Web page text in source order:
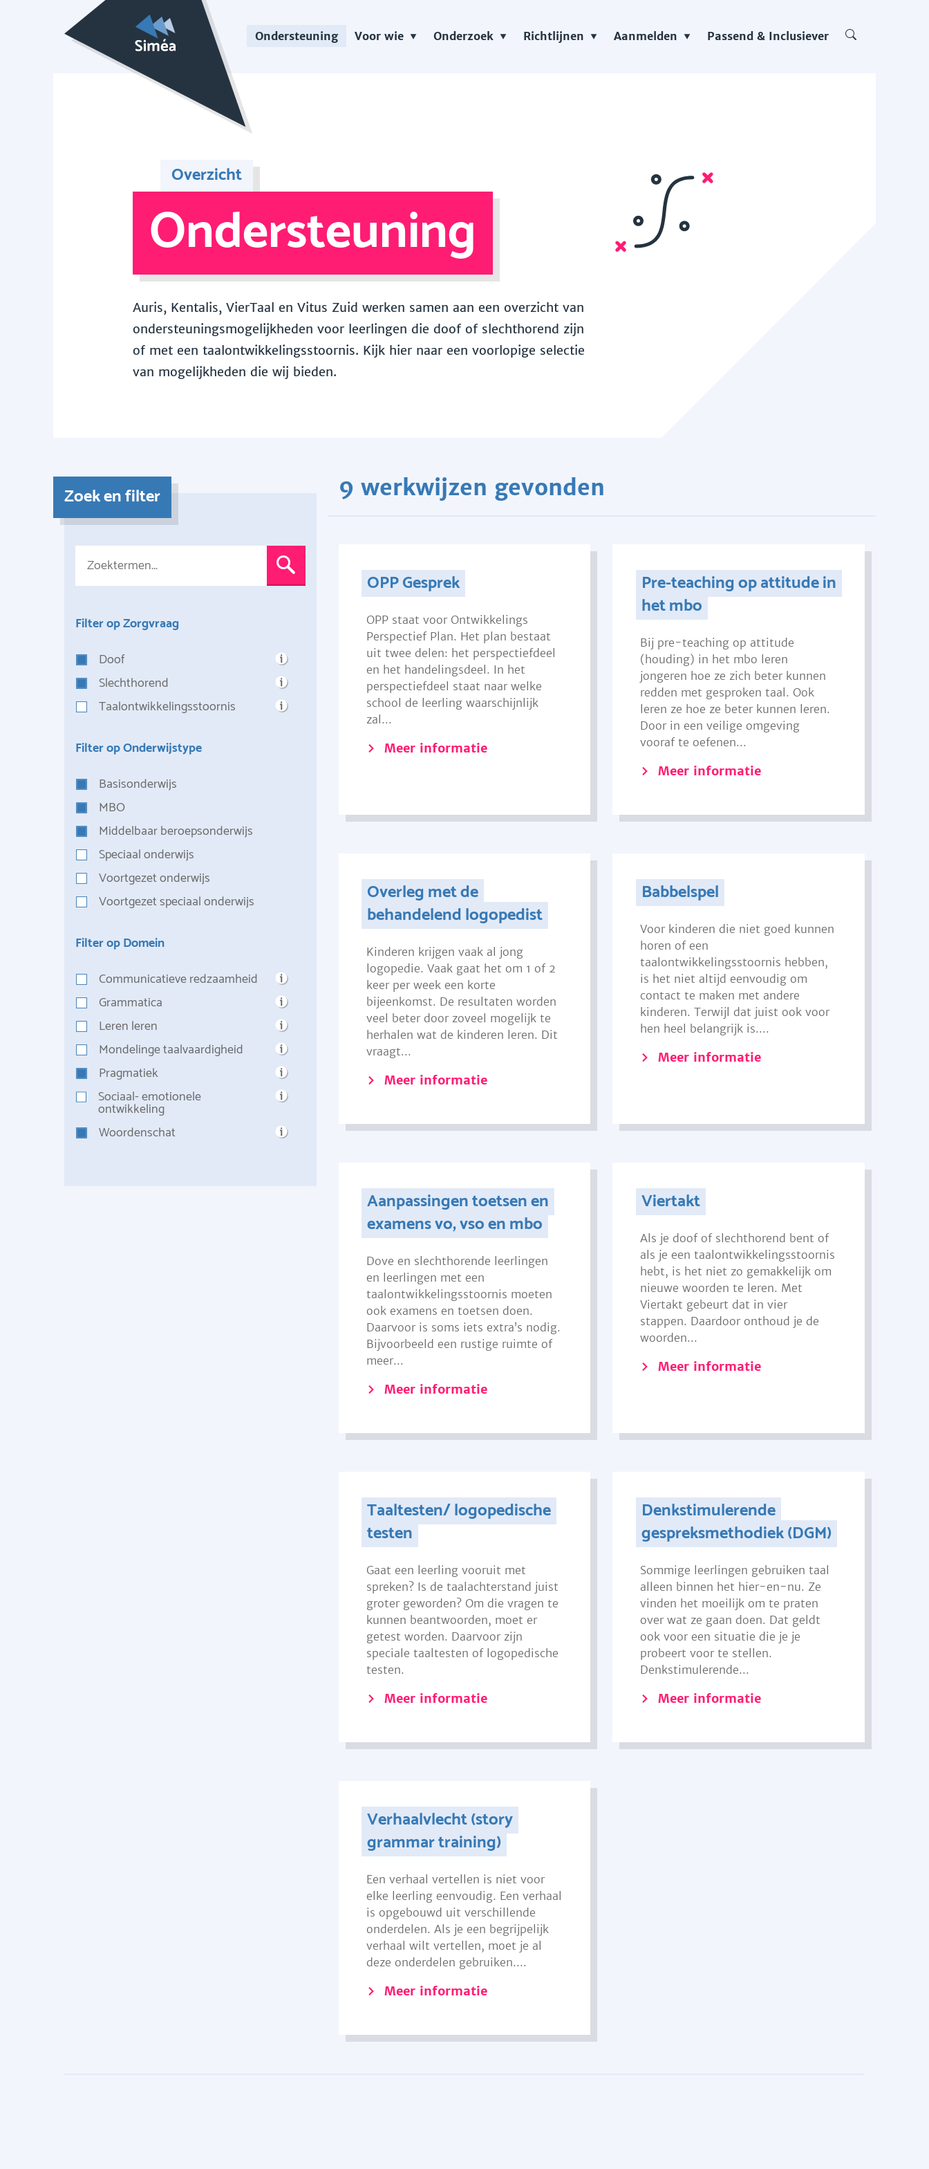
Ondersteuning Voor wie Onderzoek Richtlijnen Aanmelden Passend & Inclusiever
Overzicht
Ondersteuning
Auris, Kentalis, VierTaal en Vitus Zuid werken samen aan een overzicht van
ondersteuningsmogelijkheden voor leerlingen die doof of slechthorend zijn
of met een taalontwikkelingsstoornis. Kijk hier naar een voorlopige selectie
van mogelijkheden die wij bieden.
Zoek en filter
Filter op Zorgvraag
Doof
Slechthorend
Taalontwikkelingsstoornis
Filter op Onderwijstype
Basisonderwijs
MBO
Middelbaar beroepsonderwijs
Speciaal onderwijs
Voortgezet onderwijs
Voortgezet speciaal onderwijs
Filter op Domein
Communicatieve redzaamheid
Grammatica
Leren leren
Mondelinge taalvaardigheid
Pragmatiek
Sociaal- emotionele
ontwikkeling
Woordenschat
9 werkwijzen gevonden
OPP Gesprek
OPP staat voor Ontwikkelings
Perspectief Plan. Het plan bestaat
uit twee delen: het perspectiefdeel
en het handelingsdeel. In het
perspectiefdeel staat naar welke
school de leerling waarschijnlijk
zal...
Meer informatie
Pre-teaching op attitude in
het mbo
Bij pre-teaching op attitude
(houding) in het mbo leren
jongeren hoe ze zich beter kunnen
redden met gesproken taal. Ook
leren ze hoe ze beter kunnen leren.
Door in een veilige omgeving
vooraf te oefenen...
Meer informatie
Overleg met de
behandelend logopedist
Kinderen krijgen vaak al jong
logopedie. Vaak gaat het om 1 of 2
keer per week een korte
bijeenkomst. De resultaten worden
veel beter door zoveel mogelijk te
herhalen wat de kinderen leren. Dit
vraagt...
Meer informatie
Babbelspel
Voor kinderen die niet goed kunnen
horen of een
taalontwikkelingsstoornis hebben,
is het niet altijd eenvoudig om
contact te maken met andere
kinderen. Terwijl dat juist ook voor
hen heel belangrijk is....
Meer informatie
Aanpassingen toetsen en
examens vo, vso en mbo
Dove en slechthorende leerlingen
en leerlingen met een
taalontwikkelingsstoornis moeten
ook examens en toetsen doen.
Daarvoor is soms iets extra’s nodig.
Bijvoorbeeld een rustige ruimte of
meer...
Meer informatie
Viertakt
Als je doof of slechthorend bent of
als je een taalontwikkelingsstoornis
hebt, is het niet zo gemakkelijk om
nieuwe woorden te leren. Met
Viertakt gebeurt dat in vier
stappen. Daardoor onthoud je de
woorden...
Meer informatie
Taaltesten/ logopedische
testen
Gaat een leerling vooruit met
spreken? Is de taalachterstand juist
groter geworden? Om die vragen te
kunnen beantwoorden, moet er
getest worden. Daarvoor zijn
speciale taaltesten of logopedische
testen.
Meer informatie
Denkstimulerende
gespreksmethodiek (DGM)
Sommige leerlingen gebruiken taal
alleen binnen het hier-en-nu. Ze
vinden het moeilijk om te praten
over wat ze gaan doen. Dat geldt
ook voor een situatie die je je
probeert voor te stellen.
Denkstimulerende...
Meer informatie
Verhaalvlecht (story
grammar training)
Een verhaal vertellen is niet voor
elke leerling eenvoudig. Een verhaal
is opgebouwd uit verschillende
onderdelen. Als je een begrijpelijk
verhaal wilt vertellen, moet je al
deze onderdelen gebruiken....
Meer informatie